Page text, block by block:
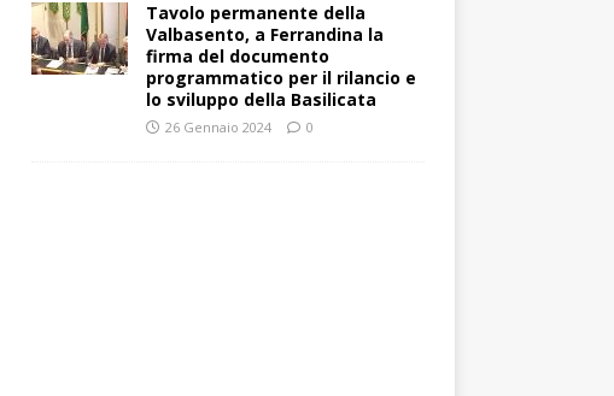
Tavolo permanente della
Valbasento, a Ferrandina la
firma del documento
programmatico per il rilancio e
lo sviluppo della Basilicata
26 Gennaio 2024 0